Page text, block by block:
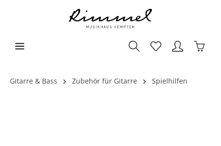
Gitarre & Bass Zubehör für Gitarre Spielhilfen